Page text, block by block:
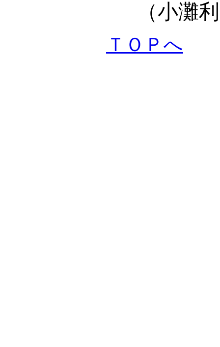
（小灘
ＴＯＰへ